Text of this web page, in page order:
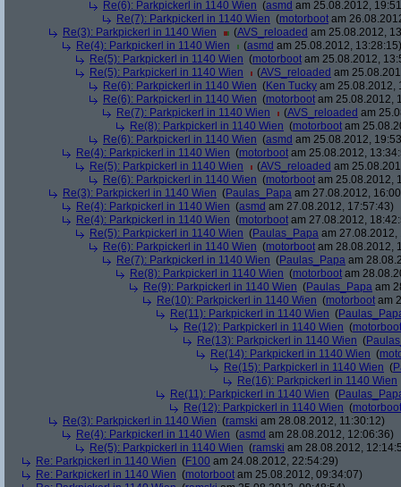
Re(6): Parkpickerl in 1140 Wien (asmd am 25.08.2012,
Re(7): Parkpickerl in 1140 Wien (motorboot am
Re(3): Parkpickerl in 1140 Wien
(AVS_reloaded am 25.08.2012,
Re(4): Parkpickerl in 1140 Wien
(asmd am 25.08.2012, 13:28:15)
Re(5): Parkpickerl in 1140 Wien (motorboot am 25.08.2012,
Re(5): Parkpickerl in 1140 Wien
(AVS_reloaded am
Re(6): Parkpickerl in 1140 Wien (Ken Tucky am 25.08.2012,
Re(6): Parkpickerl in 1140 Wien (motorboot am 25.08.2012,
Re(7): Parkpickerl in 1140 Wien
(AVS_reloaded am
Re(8): Parkpickerl in 1140 Wien (motorboot am
Re(6): Parkpickerl in 1140 Wien (asmd am 25.08.2012,
Re(4): Parkpickerl in 1140 Wien (motorboot am 25.08.2012,
Re(5): Parkpickerl in 1140 Wien
(AVS_reloaded am
Re(6): Parkpickerl in 1140 Wien (motorboot am 25.08.2012,
Re(3): Parkpickerl in 1140 Wien (Paulas_Papa am 27.08.2012,
Re(4): Parkpickerl in 1140 Wien (asmd am 27.08.2012, 17:57:43)
Re(4): Parkpickerl in 1140 Wien (motorboot am 27.08.2012,
Re(5): Parkpickerl in 1140 Wien (Paulas_Papa am 27.08.2012,
Re(6): Parkpickerl in 1140 Wien (motorboot am 28.08.2012,
Re(7): Parkpickerl in 1140 Wien (Paulas_Papa am
Re(8): Parkpickerl in 1140 Wien (motorboot am
Re(9): Parkpickerl in 1140 Wien (Paulas_Papa am
Re(10): Parkpickerl in 1140 Wien (motorboot am
Re(11): Parkpickerl in 1140 Wien (
Re(12): Parkpickerl in 1140 Wien (motorboot
Re(13): Parkpickerl in 1140 Wien (
Re(14): Parkpickerl in 1140 Wien (
Re(15): Parkpickerl in 1140 Wien (
Re(16): Parkpickerl in 1140 Wien
Re(11): Parkpickerl in 1140 Wien (
Re(12): Parkpickerl in 1140 Wien (motorboot
Re(3): Parkpickerl in 1140 Wien (ramski am 28.08.2012, 11:30:12)
Re(4): Parkpickerl in 1140 Wien (asmd am 28.08.2012, 12:06:36)
Re(5): Parkpickerl in 1140 Wien (ramski am 28.08.2012,
Re: Parkpickerl in 1140 Wien (F100 am 24.08.2012, 22:54:29)
Re: Parkpickerl in 1140 Wien (motorboot am 25.08.2012, 09:34:07)